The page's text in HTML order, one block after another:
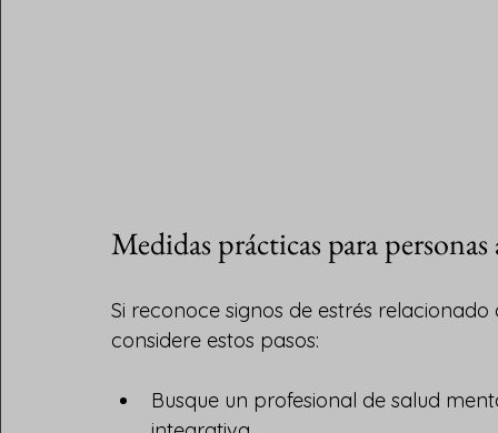
Medidas prácticas para
Si reconoce signos de estrés
considere estos pasos:
Busque un profesional de salud